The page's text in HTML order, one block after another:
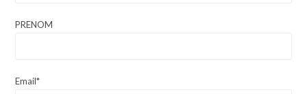
PRENOM
Email*